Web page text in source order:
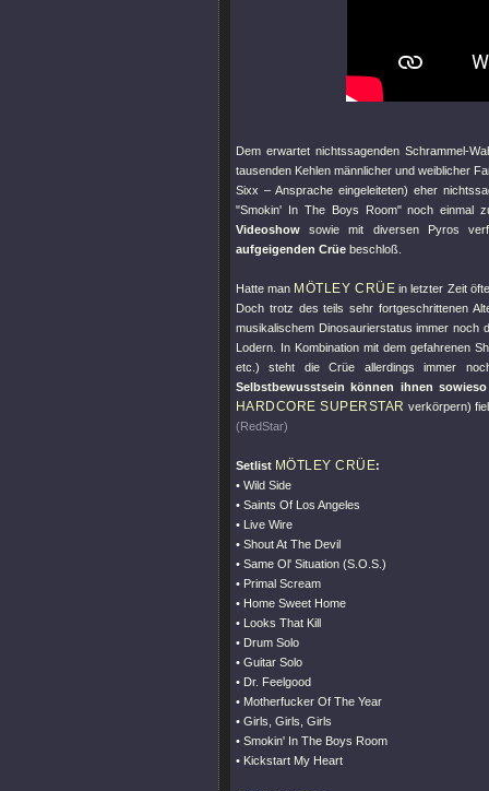
Dem erwartet nichtssagenden Schrammel-
tausenden Kehlen männlicher und weiblicher
Sixx – Ansprache eingeleiteten) eher
"Smokin' In The Boys Room"noch einmal
Videoshow sowie mit diversen Pyros
aufgeigenden Crüe beschloß.
Hatte man MÖTLEY CRÜE in letzter Zeit
Doch trotz des teils sehr fortgeschrittenen
musikalischem Dinosaurierstatus immer noch
Lodern. In Kombination mit dem gefahrenen
etc.) steht die Crüe allerdings immer
Selbstbewusstsein können ihnen
HARDCORE SUPERSTAR verkörpern)
(RedStar)
Setlist MÖTLEY CRÜE:
• Wild Side
• Saints Of Los Angeles
• Live Wire
• Shout At The Devil
• Same Ol' Situation (S.O.S.)
• Primal Scream
• Home Sweet Home
• Looks That Kill
• Drum Solo
• Guitar Solo
• Dr. Feelgood
• Motherfucker Of The Year
• Girls, Girls, Girls
• Smokin' In The Boys Room
• Kickstart My Heart